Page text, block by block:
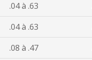
.04 à .63
.04 à .63
.08 à .47